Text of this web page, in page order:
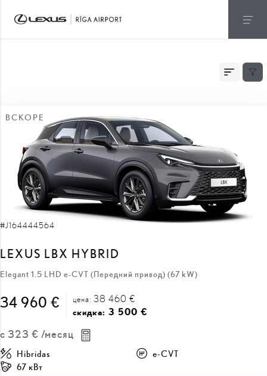
ВСКОРЕ
#J164444564
LEXUS LBX HYBRID
Elegant 1.5 LHD e-CVT (Передний привод) (67 kW)
34 960 € цена: 38 460 €
скидка: 3 500 €
с 323 € /месяц
Hibridas
e-CVT
67 кВт